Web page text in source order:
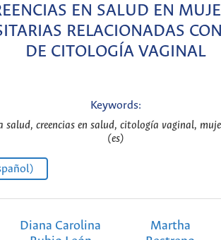
EN SALUD EN
RELACIONADAS
DE CITOLOGÍA VAGINAL
Keywords:
salud, creencias en salud, citología vaginal,
(es)
Diana Carolina
Martha